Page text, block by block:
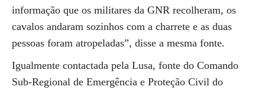
informação que os militares da GNR recolheram, os
cavalos andaram sozinhos com a charrete e as duas
pessoas foram atropeladas”, disse a mesma fonte.
Igualmente contactada pela Lusa, fonte do Comando
Sub-Regional de Emergência e Proteção Civil do